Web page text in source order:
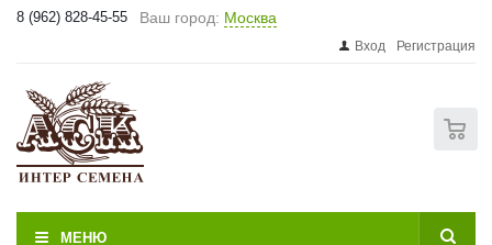
8 (962) 828-45-55 Ваш город: Москва
Вход Регистрация
МЕНЮ